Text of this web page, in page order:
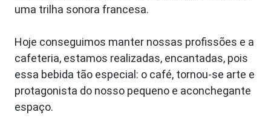
uma trilha sonora francesa.
Hoje conseguimos manter nossas profissões e a
cafeteria, estamos realizadas, encantadas, pois
essa bebida tão especial: o café, tornou-se arte e
protagonista do nosso pequeno e aconchegante
espaço.